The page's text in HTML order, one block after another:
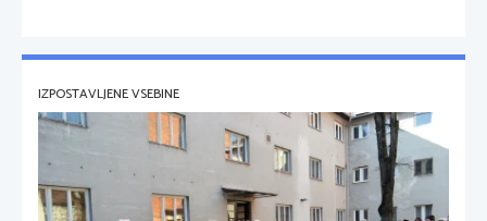
IZPOSTAVLJENE VSEBINE